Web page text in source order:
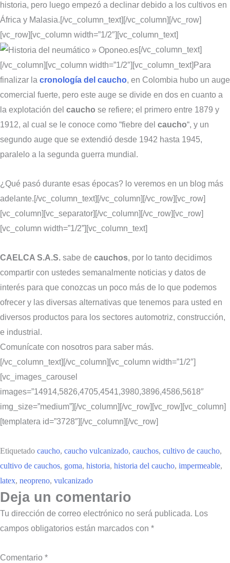
historia, pero luego empezó a declinar debido a los cultivos en
África y Malasia.[/vc_column_text][/vc_column][/vc_row]
[vc_row][vc_column width=”1/2″][vc_column_text]
[/vc_column_text]
[/vc_column][vc_column width=”1/2″][vc_column_text]Para
finalizar la cronología del caucho, en Colombia hubo un auge
comercial fuerte, pero este auge se divide en dos en cuanto a
la explotación del caucho se refiere; el primero entre 1879 y
1912, al cual se le conoce como “fiebre del caucho“, y un
segundo auge que se extendió desde 1942 hasta 1945,
paralelo a la segunda guerra mundial.
¿Qué pasó durante esas épocas? lo veremos en un blog más
adelante.[/vc_column_text][/vc_column][/vc_row][vc_row]
[vc_column][vc_separator][/vc_column][/vc_row][vc_row]
[vc_column width=”1/2”][vc_column_text]
CAELCA S.A.S. sabe de cauchos, por lo tanto decidimos
compartir con ustedes semanalmente noticias y datos de
interés para que conozcas un poco más de lo que podemos
ofrecer y las diversas alternativas que tenemos para usted en
diversos productos para los sectores automotriz, construcción,
e industrial.
Comunícate con nosotros para saber más.
[/vc_column_text][/vc_column][vc_column width=”1/2″]
[vc_images_carousel
images=”14914,5826,4705,4541,3980,3896,4586,5618″
img_size=”medium”][/vc_column][/vc_row][vc_row][vc_column]
[templatera id=”3728″][/vc_column][/vc_row]
Etiquetado caucho, caucho vulcanizado, cauchos, cultivo de caucho,
cultivo de cauchos, goma, historia, historia del caucho, impermeable,
latex, neopreno, vulcanizado
Deja un comentario
Tu dirección de correo electrónico no será publicada. Los
campos obligatorios están marcados con *
Comentario *